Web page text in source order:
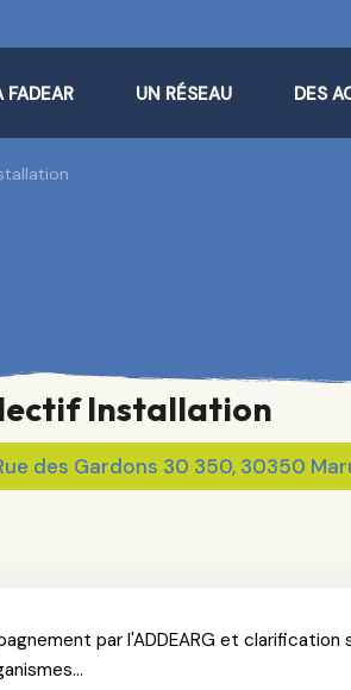
FADEAR UN RÉSEAU DES
Installation
des Gardons 30 350, 30350
par l'ADDEARG et clarification